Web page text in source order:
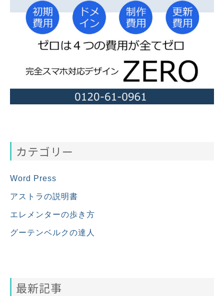
カテゴリー
Word Press
アストラの説明書
エレメンターの歩き方
グーテンベルクの達人
最新記事